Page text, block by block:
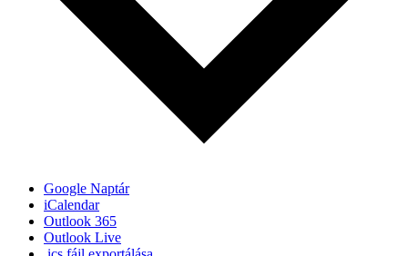
Google Naptár
iCalendar
Outlook 365
Outlook Live